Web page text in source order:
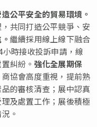
公平安全的貿易環境。
共同打造公平競爭、安
繼續採用線上線下融合
時接收投訴申請，線
糾紛。 強化全展期保
協會高度重視，提前熟
的審核清查；展中認真
及處置工作；展後積極
。